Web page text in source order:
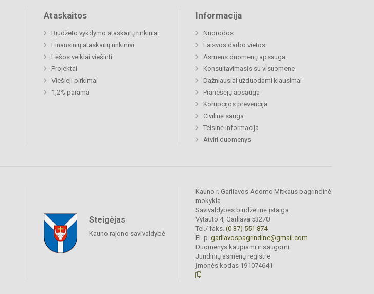
Ataskaitos
Biudžeto vykdymo ataskaitų rinkiniai
Finansinių ataskaitų rinkiniai
Lėšos veiklai viešinti
Projektai
Viešieji pirkimai
1,2% parama
Informacija
Nuorodos
Laisvos darbo vietos
Asmens duomenų apsauga
Konsultavimasis su visuomene
Dažniausiai užduodami klausimai
Pranešėjų apsauga
Korupcijos prevencija
Civilinė sauga
Teisinė informacija
Atviri duomenys
Steigėjas
Kauno rajono savivaldybė
Kauno r. Garliavos Adomo Mitkaus pagrindinė
mokykla
Savivaldybės biudžetinė įstaiga
Vytauto 4, Garliava 53270
Tel./ faks. (0 37) 551 874
El. p. garliavospagrindine@gmail.com
Duomenys kaupiami ir saugomi
Juridinių asmenų registre
Įmonės kodas 191074641